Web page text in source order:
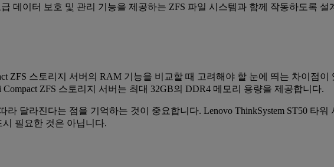
데이터 보호 및 관리 기능을 제공하는 ZFS 파일 시스템과 함께 작동하도록 설
ZFS 스토리지 서버의 RAM 기능을 비교할 때 고려해야 할 눈에 띄는 차이점이
ZFS 스토리지 서버는 최대 32GB의 DDR4 메모리 용량을 제공합니다.
달라진다는 점을 기억하는 것이 중요합니다. Lenovo ThinkSystem ST50 타워
필요한 것은 아닙니다.